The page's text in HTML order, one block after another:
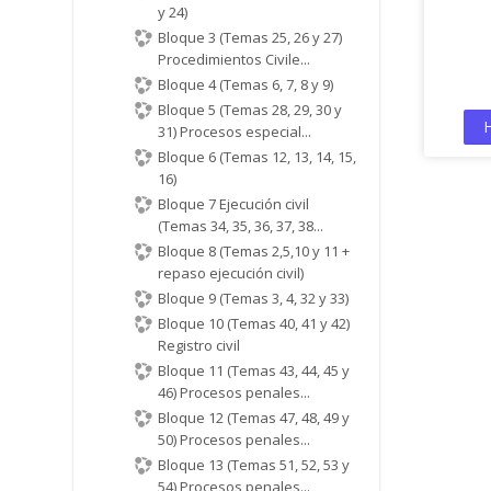
y 24)
Bloque 3 (Temas 25, 26 y 27)
Procedimientos Civile...
Bloque 4 (Temas 6, 7, 8 y 9)
Bloque 5 (Temas 28, 29, 30 y
31) Procesos especial...
Bloque 6 (Temas 12, 13, 14, 15,
16)
Bloque 7 Ejecución civil
(Temas 34, 35, 36, 37, 38...
Bloque 8 (Temas 2,5,10 y 11 +
repaso ejecución civil)
Bloque 9 (Temas 3, 4, 32 y 33)
Bloque 10 (Temas 40, 41 y 42)
Registro civil
Bloque 11 (Temas 43, 44, 45 y
46) Procesos penales...
Bloque 12 (Temas 47, 48, 49 y
50) Procesos penales...
Bloque 13 (Temas 51, 52, 53 y
54) Procesos penales...